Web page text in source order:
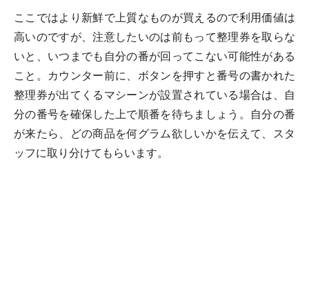
ここではより新鮮で上質なものが買えるので利用価値は
高いのですが、注意したいのは前もって整理券を取らな
いと、いつまでも自分の番が回ってこない可能性がある
こと。カウンター前に、ボタンを押すと番号の書かれた
整理券が出てくるマシーンが設置されている場合は、自
分の番号を確保した上で順番を待ちましょう。自分の番
が来たら、どの商品を何グラム欲しいかを伝えて、スタ
ッフに取り分けてもらいます。